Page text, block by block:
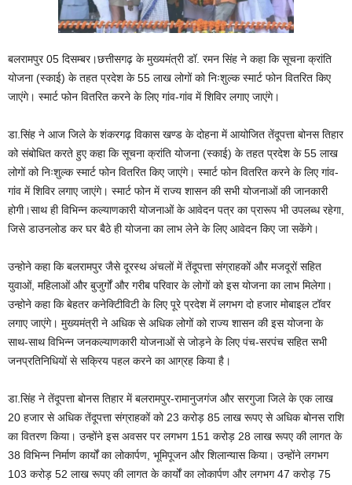
बलरामपुर 05 दिसम्बर।छत्तीसगढ़ के मुख्यमंत्री डॉ. रमन सिंह ने कहा कि सूचना क्रांति
योजना (स्काई) के तहत प्रदेश के 55 लाख लोगों को निःशुल्क स्मार्ट फोन वितरित किए
जाएंगे। स्मार्ट फोन वितरित करने के लिए गांव-गांव में शिविर लगाए जाएंगे।
डा.सिंह ने आज जिले के शंकरगढ़ विकास खण्ड के दोहना में आयोजित तेंदूपत्ता बोनस तिहार
को संबोधित करते हुए कहा कि सूचना क्रांति योजना (स्काई) के तहत प्रदेश के 55 लाख
लोगों को निःशुल्क स्मार्ट फोन वितरित किए जाएंगे। स्मार्ट फोन वितरित करने के लिए गांव-
गांव में शिविर लगाए जाएंगे। स्मार्ट फोन में राज्य शासन की सभी योजनाओं की जानकारी
होगी।साथ ही विभिन्न कल्याणकारी योजनाओं के आवेदन पत्र का प्रारूप भी उपलब्ध रहेगा,
जिसे डाउनलोड कर घर बैठे ही योजना का लाभ लेने के लिए आवेदन किए जा सकेंगे।
उन्होने कहा कि बलरामपुर जैसे दूरस्थ अंचलों में तेंदूपत्ता संग्राहकों और मजदूरों सहित
युवाओं, महिलाओं और बुजुर्गों और गरीब परिवार के लोगों को इस योजना का लाभ मिलेगा।
उन्होने कहा कि बेहतर कनेक्टिीविटी के लिए पूरे प्रदेश में लगभग दो हजार मोबाइल टॉवर
लगाए जाएंगे। मुख्यमंत्री ने अधिक से अधिक लोगों को राज्य शासन की इस योजना के
साथ-साथ विभिन्न जनकल्याणकारी योजनाओं से जोड़ने के लिए पंच-सरपंच सहित सभी
जनप्रतिनिधियों से सक्रिय पहल करने का आग्रह किया है।
डा.सिंह ने तेंदूपत्ता बोनस तिहार में बलरामपुर-रामानुजगंज और सरगुजा जिले के एक लाख
20 हजार से अधिक तेंदूपत्ता संग्राहकों को 23 करोड़ 85 लाख रूपए से अधिक बोनस राशि
का वितरण किया। उन्होंने इस अवसर पर लगभग 151 करोड़ 28 लाख रूपए की लागत के
38 विभिन्न निर्माण कार्यों का लोकार्पण, भूमिपूजन और शिलान्यास किया। उन्होंने लगभग
103 करोड़ 52 लाख रूपए की लागत के कार्यों का लोकार्पण और लगभग 47 करोड़ 75